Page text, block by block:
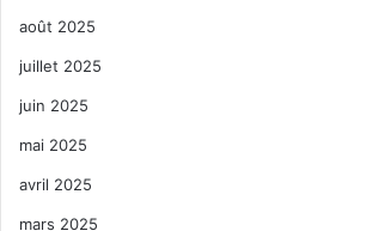
août 2025
juillet 2025
juin 2025
mai 2025
avril 2025
mars 2025